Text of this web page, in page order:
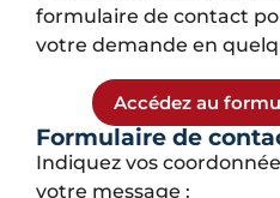
formulaire de contact
votre demande en
Accédez au
Formulaire de
Indiquez vos
votre message :